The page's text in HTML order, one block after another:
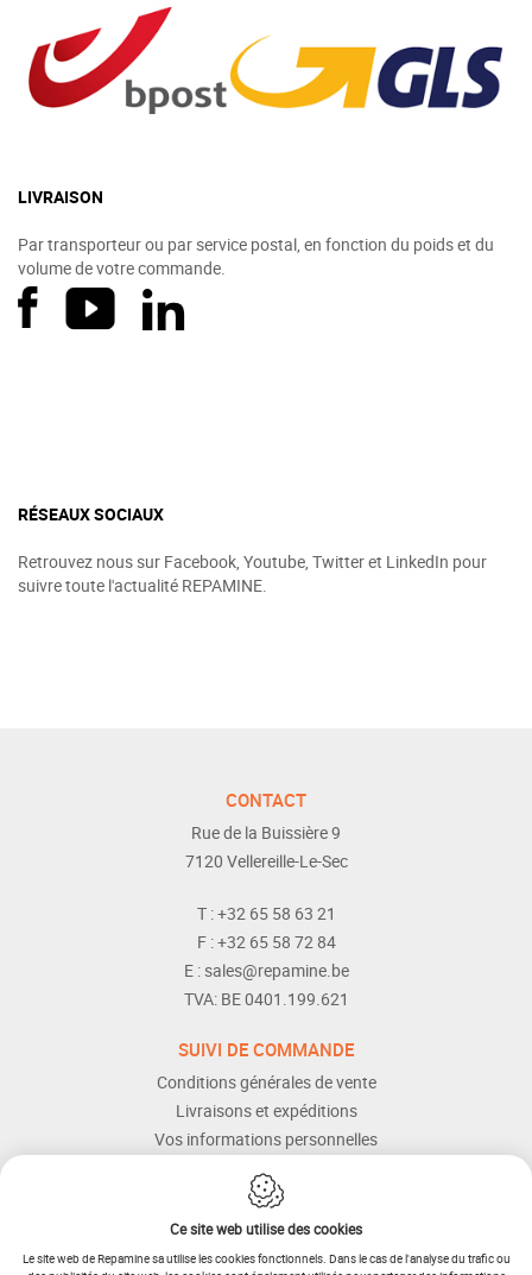
LIVRAISON
Par transporteur ou par service postal, en fonction du poids et du
volume de votre commande.
RÉSEAUX SOCIAUX
Retrouvez nous sur Facebook, Youtube, Twitter et LinkedIn pour
suivre toute l'actualité REPAMINE.
CONTACT
Rue de la Buissière 9
7120 Vellereille-Le-Sec
T :+32 65 58 63 21
F :+32 65 58 72 84
E :sales@repamine.be
TVA: BE 0401.199.621
SUIVI DE COMMANDE
Conditions générales de vente
Livraisons et expéditions
Vos informations personnelles
Modes de paiement
Services Après-vente
Aide et assistance
Ce site web utilise des cookies
Le site web de Repamine sa utilise les cookies fonctionnels. Dans le cas de l'analyse du trafic ou